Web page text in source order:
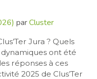
parCluster
Jura ? Quels
ont été
réponses à ces
2025 de Clus’Ter